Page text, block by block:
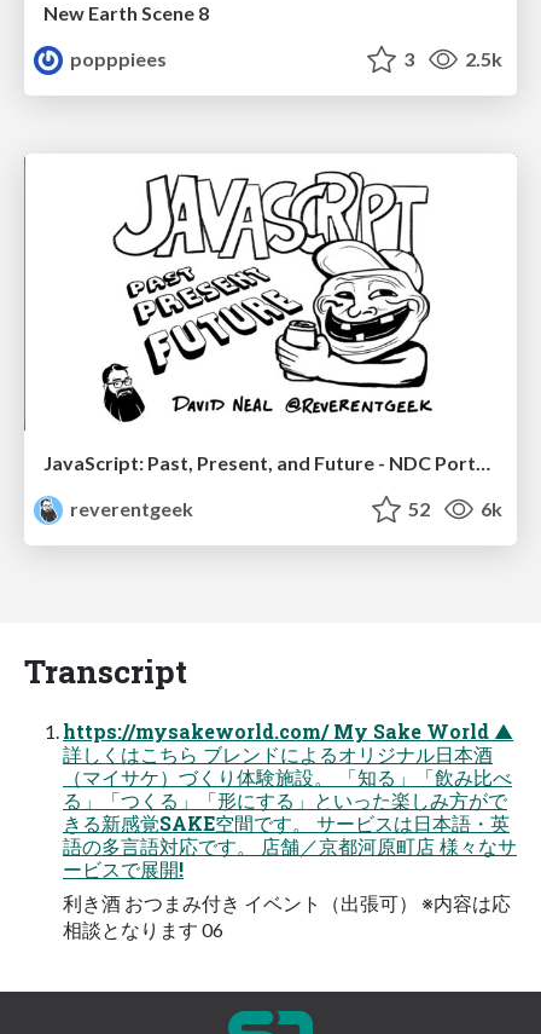
New Earth Scene 8
popppiees
3 2.5k
JavaScript: Past, Present, and Future - NDC Porto 2020
reverentgeek
52 6k
Transcript
https://mysakeworld.com/ My Sake World ▲
詳しくはこちら ブレンドによるオリジナル日本酒
（マイサケ）づくり体験施設。 「知る」「飲み比べ
る」「つくる」「形にする」といった楽しみ方がで
きる新感覚SAKE空間です。 サービスは日本語・英
語の多言語対応です。 店舗／京都河原町店 様々なサ
ービスで展開!
利き酒 おつまみ付き イベント（出張可） ※内容は応
相談となります 06